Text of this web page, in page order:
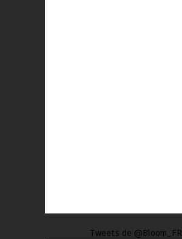
Tweets de @Bloom_FR